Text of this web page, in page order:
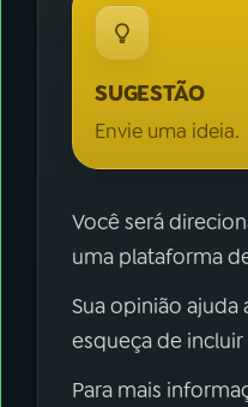
SUGESTÃO
Envie uma ideia.
Você será
uma plataforma
Sua opinião ajuda
esqueça de
Para mais